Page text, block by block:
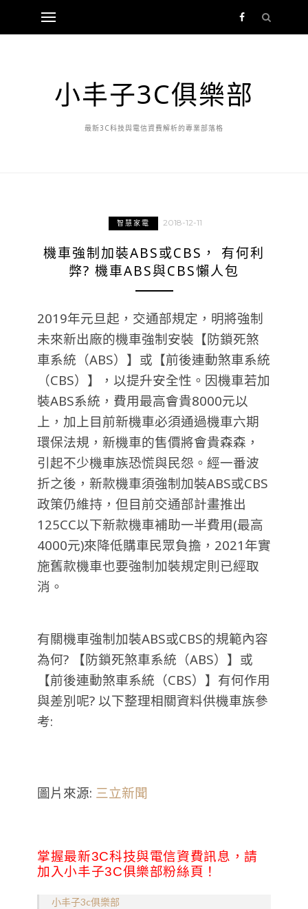
小丰子3C俱樂部
最新3C科技與電信資費解析的專業部落格
智慧家電 2018-12-11
機車強制加裝ABS或CBS， 有何利
弊? 機車ABS與CBS懶人包
2019年元旦起，交通部規定，明將強制
未來新出廠的機車強制安裝【防鎖死煞
車系統（ABS）】或【前後連動煞車系統
（CBS）】，以提升安全性。因機車若加
裝ABS系統，費用最高會貴8000元以
上，加上目前新機車必須通過機車六期
環保法規，新機車的售價將會貴森森，
引起不少機車族恐慌與民怨。經一番波
折之後，新款機車須強制加裝ABS或CBS
政策仍維持，但目前交通部計畫推出
125CC以下新款機車補助一半費用(最高
4000元)來降低購車民眾負擔，2021年實
施舊款機車也要強制加裝規定則已經取
消。
有關機車強制加裝ABS或CBS的規範內容
為何? 【防鎖死煞車系統（ABS）】或
【前後連動煞車系統（CBS）】有何作用
與差別呢? 以下整理相關資料供機車族參
考:
圖片來源: 三立新聞
掌握最新3C科技與電信資費訊息，請
加入小丰子3C俱樂部粉絲頁！
小丰子3c俱樂部